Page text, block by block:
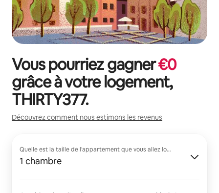
Vous pourriez gagner€0
grâce à votre logement,
THIRTY377.
Découvrez comment nous estimons les revenus
Quelle est la taille de l'appartement que vous allez louer ?
1 chambre